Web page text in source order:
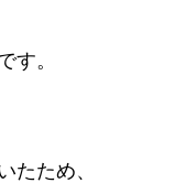
す。
たため、